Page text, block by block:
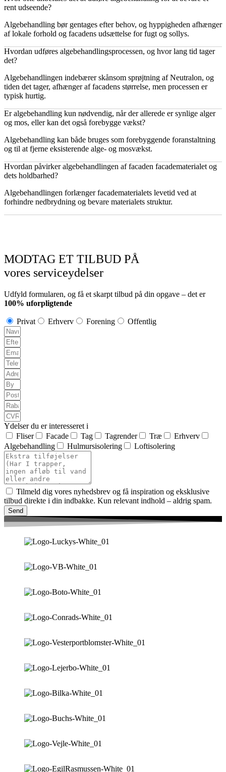
rent udseende?
Algebehandling bør gentages efter behov, og hyppigheden afhænger
af lokale forhold og facadens udsættelse for fugt og sollys.
Hvordan udføres algebehandlingsprocessen, og hvor lang tid tager
det?
Algebehandlingen indebærer skånsom sprøjtning af Neutralon, og
tiden det tager, afhænger af facadens størrelse, men processen er
typisk hurtig.
Er algebehandling kun nødvendig, når der allerede er synlige alger
og mos, eller kan det også forebygge vækst?
Algebehandling kan både bruges som forebyggende foranstaltning
og til at fjerne eksisterende alge- og mosvækst.
Hvordan påvirker algebehandlingen af facaden facadematerialet og
dets holdbarhed?
Algebehandlingen forlænger facadematerialets levetid ved at
forhindre nedbrydning og bevare materialets struktur.
MODTAG ET TILBUD PÅ
vores serviceydelser
Udfyld formularen, og få et skarpt tilbud på din opgave – det er
100% uforpligtende
Privat Erhverv Forening Offentlig
Ydelser du er interesseret i
Fliser
Facade Tag Tagrender Træ
Erhverv
Algebehandling
Hulmursisolering Loftisolering
Tilmeld dig vores nyhedsbrev og få inspiration og eksklusive
tilbud direkte i din indbakke. Kun relevant indhold – aldrig spam.
Send